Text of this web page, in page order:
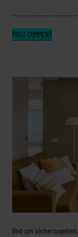
Und um